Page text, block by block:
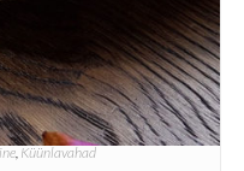
, Küünlavahad